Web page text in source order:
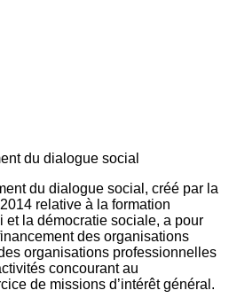
du dialogue social, créé par la
relative à la formation
et la démocratie sociale, a pour
des organisations
organisations professionnelles
concourant au
de missions d’intérêt général.